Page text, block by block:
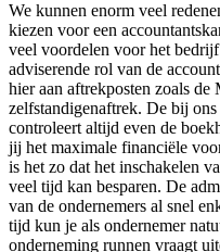
We kunnen enorm veel
kiezen voor een
veel voordelen voor het
adviserende rol van de
hier aan aftrekposten zoals
zelfstandigenaftrek. De bij
controleert altijd even de
jij het maximale financiële
is het zo dat het inschakelen
veel tijd kan besparen. De
van de ondernemers al snel
tijd kun je als ondernemer
onderneming runnen vraagt